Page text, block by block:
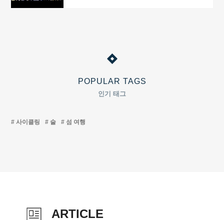
POPULAR TAGS
인기 태그
사이클링 술 섬 여행
ARTICLE